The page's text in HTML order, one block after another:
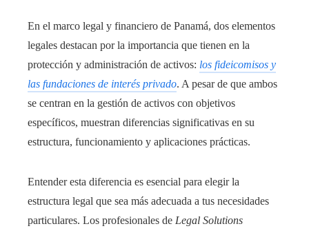
En el marco legal y financiero de Panamá, dos elementos
legales destacan por la importancia que tienen en la
protección y administración de activos: los fideicomisos y
las fundaciones de interés privado. A pesar de que ambos
se centran en la gestión de activos con objetivos
específicos, muestran diferencias significativas en su
estructura, funcionamiento y aplicaciones prácticas.
Entender esta diferencia es esencial para elegir la
estructura legal que sea más adecuada a tus necesidades
particulares. Los profesionales de Legal Solutions